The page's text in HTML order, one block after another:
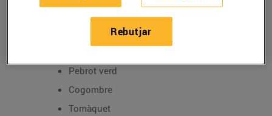
Ingredients per a la recepta de timbal de patata:
Pebrot verd
Cogombre
Tomàquet
Rebutjar